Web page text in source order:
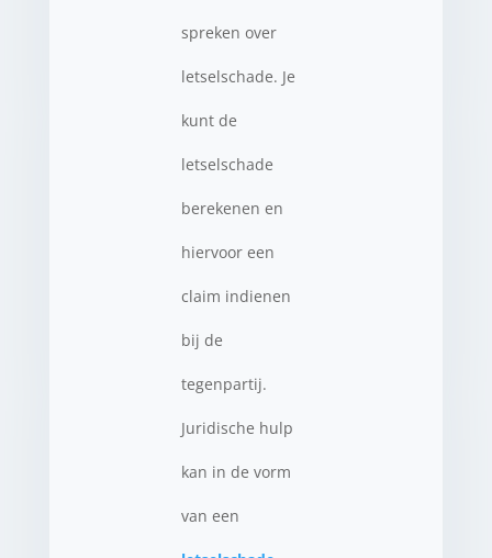
spreken over
letselschade. Je
kunt de
letselschade
berekenen en
hiervoor een
claim indienen
bij de
tegenpartij.
Juridische hulp
kan in de vorm
van een